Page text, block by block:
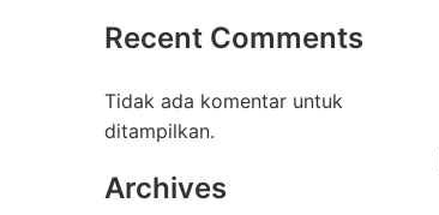
Recent Comments
Tidak ada komentar untuk
ditampilkan.
Archives